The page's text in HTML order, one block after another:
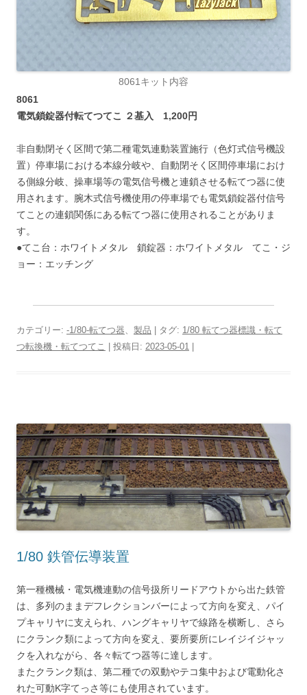
8061キット内容
8061
電気鎖錠器付転てつてこ ２基入 1,200円
非自動閉そく区間で第二種電気連動装置施行（色灯式信号機設
置）停車場における本線分岐や、自動閉そく区間停車場におけ
る側線分岐、操車場等の電気信号機と連鎖させる転てつ器に使
用されます。腕木式信号機使用の停車場でも電気鎖錠器付信号
てことの連鎖関係にある転てつ器に使用されることがありま
す。
●てこ台：ホワイトメタル 鎖錠器：ホワイトメタル てこ・ジ
ョー：エッチング
カテゴリー: -1/80-転てつ器 製品 | タグ: 1/80 転てつ器標識・転て
つ転換機・転てつてこ
| 投稿日: 2023-05-01
1/80 鉄管伝導装置
第一種機械・電気機連動の信号扱所リードアウトから出た鉄管
は、多列のままデフレクションバーによって方向を変え、パイ
プキャリヤに支えられ、ハングキャリヤで線路を横断し、さら
にクランク類によって方向を変え、要所要所にレイジイジャッ
クを入れながら、各々転てつ器等に達します。
またクランク類は、第二種での双動やテコ集中および電動化さ
れた可動K字てっさ等にも使用されています。